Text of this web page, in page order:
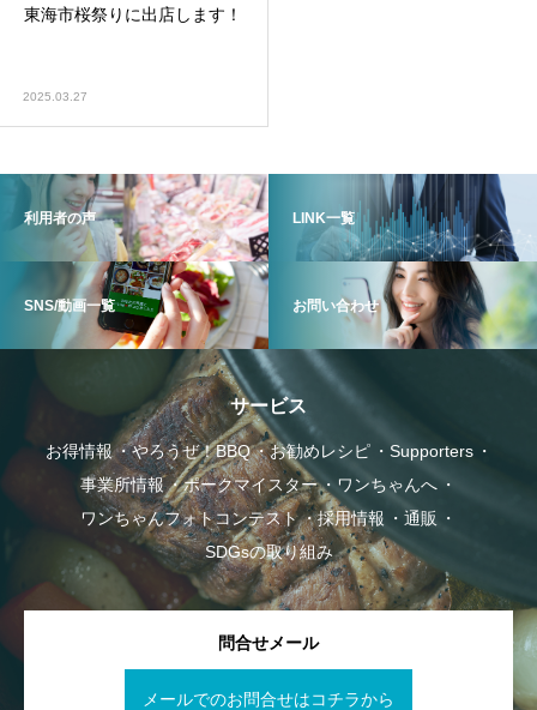
東海市桜祭りに出店します！
2025.03.27
利用者の声 LINK一覧
SNS/動画一覧 お問い合わせ
サービス
お得情報 やろうぜ！BBQ お勧めレシピ
Supporters
事業所情報
ポークマイスター
ワンちゃんへ
ワンちゃんフォトコンテスト
採用情報
通販
SDGsの取り組み
問合せメール
メールでのお問合せはコチラから